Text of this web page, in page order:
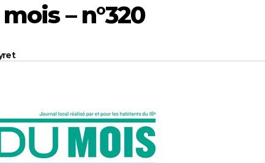
– n°320